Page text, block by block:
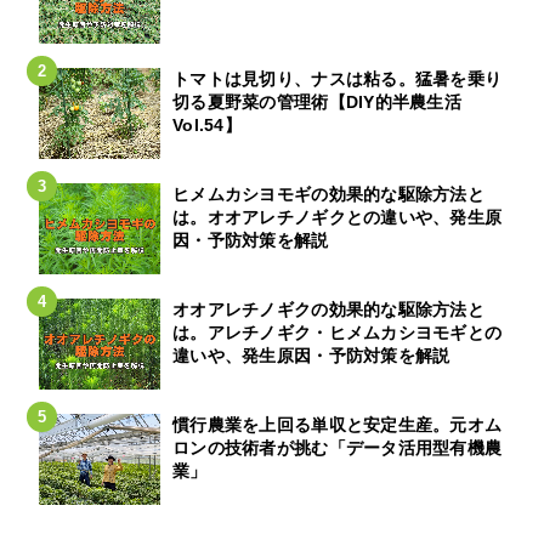
トマトは見切り、ナスは粘る。猛暑を乗り
切る夏野菜の管理術【DIY的半農生活
Vol.54】
ヒメムカシヨモギの効果的な駆除方法と
は。オオアレチノギクとの違いや、発生原
因・予防対策を解説
オオアレチノギクの効果的な駆除方法と
は。アレチノギク・ヒメムカシヨモギとの
違いや、発生原因・予防対策を解説
慣行農業を上回る単収と安定生産。元オム
ロンの技術者が挑む「データ活用型有機農
業」